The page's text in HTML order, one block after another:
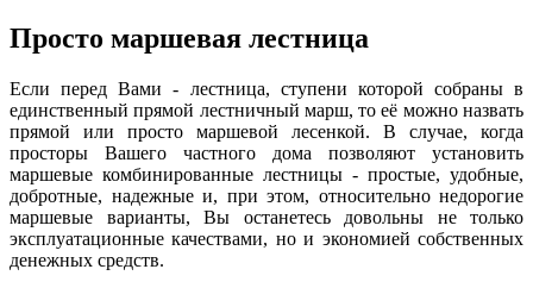
Просто маршевая лестница
Если перед Вами - лестница, ступени которой собраны в
единственный прямой лестничный марш, то её можно назвать
прямой или просто маршевой лесенкой. В случае, когда
просторы Вашего частного дома позволяют установить
маршевые комбинированные лестницы - простые, удобные,
добротные, надежные и, при этом, относительно недорогие
маршевые варианты, Вы останетесь довольны не только
эксплуатационные качествами, но и экономией собственных
денежных средств.